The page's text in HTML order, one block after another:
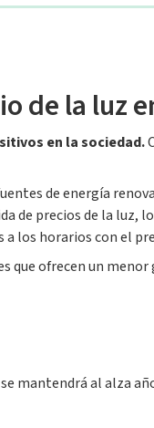
de la luz
en la sociedad.
de energía
de precios de la
los horarios con el
ofrecen un
mantendrá al alza